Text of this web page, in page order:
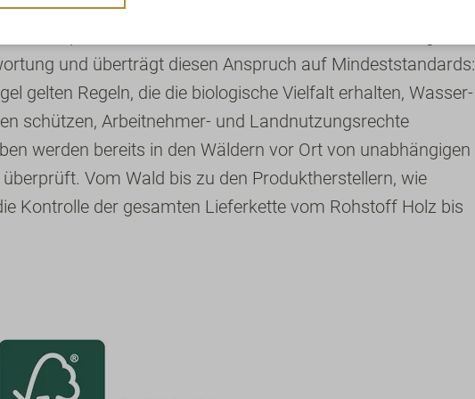
und überträgt diesen Anspruch auf Mindeststandards:
gelten Regeln, die die biologische Vielfalt erhalten, Wasser-
schützen, Arbeitnehmer- und Landnutzungsrechte
werden bereits in den Wäldern vor Ort von unabhängigen
Vom Wald bis zu den Produktherstellern, wie
Kontrolle der gesamten Lieferkette vom Rohstoff Holz bis